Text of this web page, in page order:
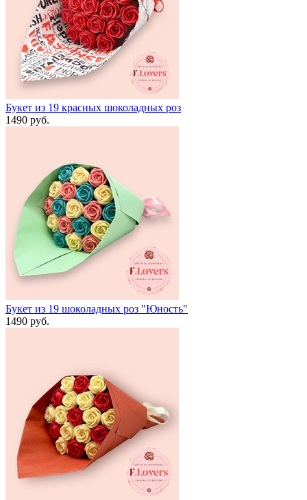
Букет из 19 красных шоколадных роз
1490 руб.
Букет из 19 шоколадных роз "Юность"
1490 руб.